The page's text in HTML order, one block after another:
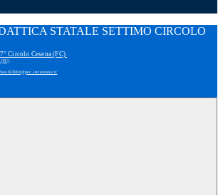
Circolo Cesena (FC)
(FC)